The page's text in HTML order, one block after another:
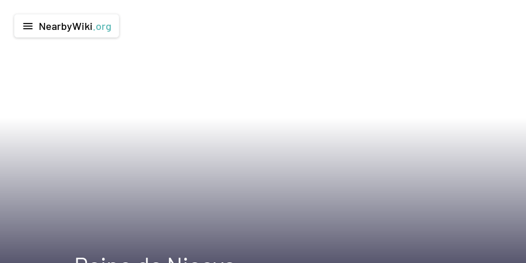
menu NearbyWiki .org